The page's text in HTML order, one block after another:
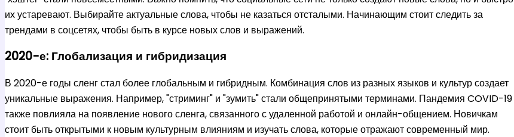
их устаревают. Выбирайте актуальные слова, чтобы не казаться отсталыми. Начинающим стоит следить за
трендами в соцсетях, чтобы быть в курсе новых слов и выражений.
2020-е: Глобализация и гибридизация
В 2020-е годы сленг стал более глобальным и гибридным. Комбинация слов из разных языков и культур создает
уникальные выражения. Например, "стриминг" и "зумить" стали общепринятыми терминами. Пандемия COVID-19
также повлияла на появление нового сленга, связанного с удаленной работой и онлайн-общением. Новичкам
стоит быть открытыми к новым культурным влияниям и изучать слова, которые отражают современный мир.